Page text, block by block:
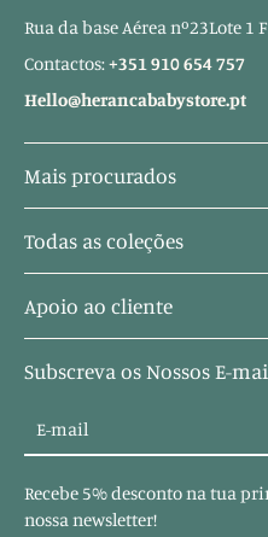
Rua da base Aérea nº23Lote
Contactos:+351 910 654 757
Hello@herancababystore.pt
Mais procurados
Todas as coleções
Apoio ao cliente
Subscreva os Nossos E-
E-mail
Recebe 5% desconto na tua
nossa newsletter!